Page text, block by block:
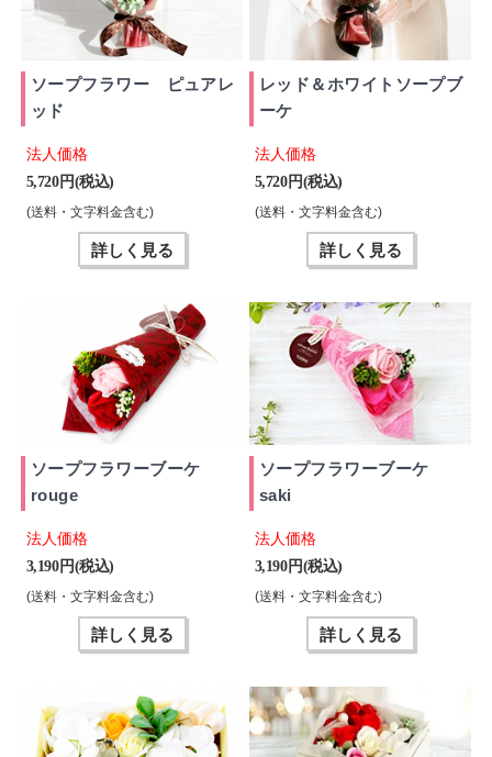
ソープフラワー ピュアレ
ッド
法人価格
5,720 円(税込)
(送料・文字料金含む)
詳しく見る
レッド＆ホワイトソープブ
ーケ
法人価格
5,720 円(税込)
(送料・文字料金含む)
詳しく見る
ソープフラワーブーケ
rouge
法人価格
3,190 円(税込)
(送料・文字料金含む)
詳しく見る
ソープフラワーブーケ
saki
法人価格
3,190 円(税込)
(送料・文字料金含む)
詳しく見る